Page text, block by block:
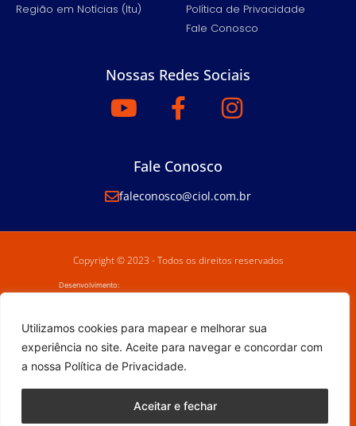
Utilizamos cookies para mapear e melhorar sua
experiência no site. Aceite para navegar e concordar com
a nossa Política de Privacidade.
Aceitar e fechar
Região em Notícias (Itu)
Política de Privacidade
Fale Conosco
Nossas Redes Sociais
Fale Conosco
faleconosco@ciol.com.br
Copyright © 2023 - Todos os direitos reservados
Desenvolvimento: